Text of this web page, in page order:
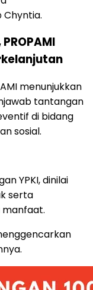
Chyntia.
menunjukkan
tantangan
di bidang
sosial.
YPKI, dinilai
serta
manfaat.